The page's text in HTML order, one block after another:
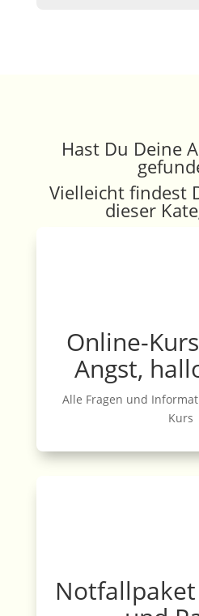
Hast Du Deine
Vielleicht findest
dieser
Online-
Angst,
Alle Fragen und
Kurs